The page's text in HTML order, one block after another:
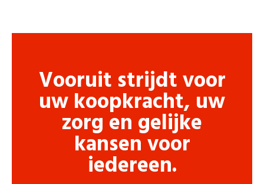
Vooruit strijdt voor
uw koopkracht, uw
zorg en gelijke
kansen voor
iedereen.